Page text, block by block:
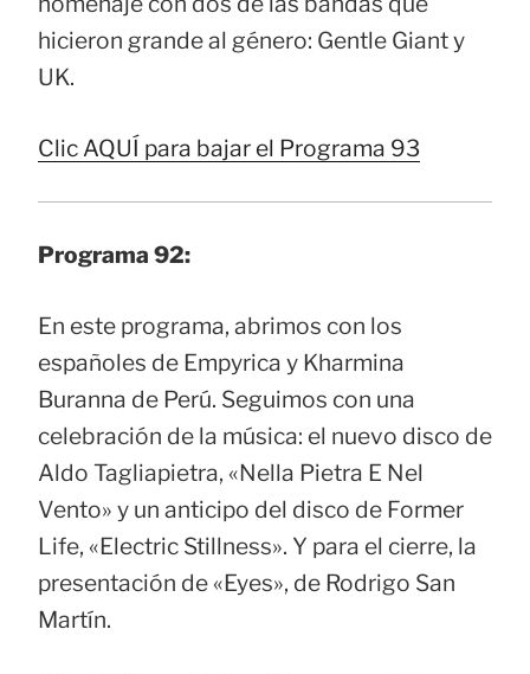
hicieron grande al género: Gentle Giant y
UK.
Clic AQUÍ para bajar el Programa 93
Programa 92:
En este programa, abrimos con los
españoles de Empyrica y Kharmina
Buranna de Perú. Seguimos con una
celebración de la música: el nuevo disco de
Aldo Tagliapietra, «Nella Pietra E Nel
Vento» y un anticipo del disco de Former
Life, «Electric Stillness». Y para el cierre, la
presentación de «Eyes», de Rodrigo San
Martín.